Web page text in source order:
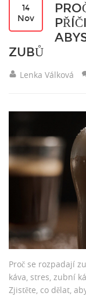
14
Nov
ZUBŮ
Lenka Válková
Proč se rozpadají
káva, stres, zubní
Zjistěte, co dělat,